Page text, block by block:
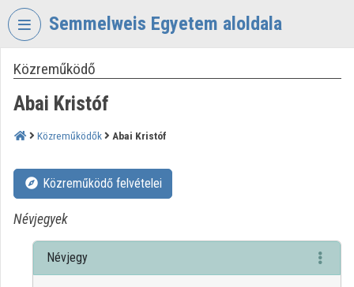
Fejléc kihagyása
Semmelweis Egyetem aloldala
VIDEOTORIUM
SEMMELWEIS
EGYETEM
Bejelentkezés
Intézményi felfedezés
Kategóriák
Közreműködő
Abai Kristóf
Közreműködők Abai Kristóf
Közreműködő felvételei
Névjegyek
Névjegy